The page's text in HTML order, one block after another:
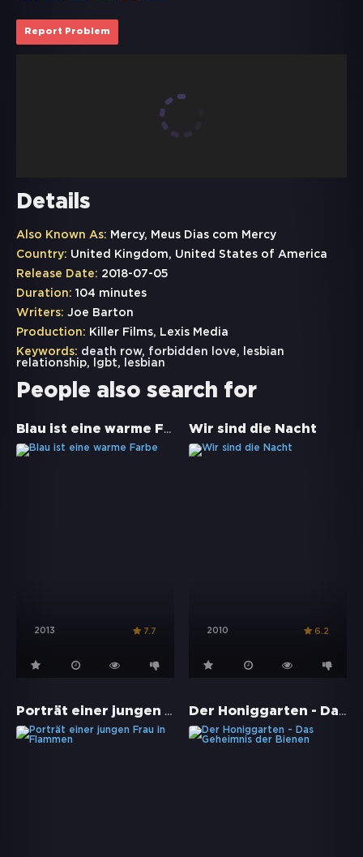
Report Problem
Details
Also Known As: Mercy, Meus Dias com Mercy
Country: United Kingdom, United States of America
Release Date: 2018-07-05
Duration: 104 minutes
Writers: Joe Barton
Production: Killer Films, Lexis Media
Keywords: death row, forbidden love,
lesbian
relationship, lgbt, lesbian
People also search for
Blau ist eine warme Farbe
2013 7.7
Wir sind die Nacht
2010 6.2
Porträt einer jungen Frau in Flammen Der Honiggarten - Das Geheimnis der Bienen